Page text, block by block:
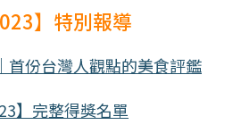
】特別報導
首份台灣人觀點的美食評鑑
】完整得獎名單